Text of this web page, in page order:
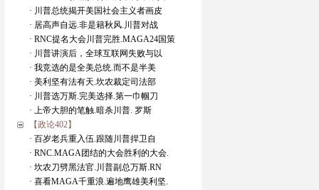
· 川普总统揭开美国社会主义者画皮
· 居高声自远.非是籍秋风.川普对战
· RNC提名大会川普完胜.MAGA24国策
· 川普讲演后，全球互联网失败与以
· 我竞选的是全美总统.而不是半美
· 美利坚有法有天.坎农裁定司法部
· 川普选万斯.完美选择.第一巾帼刀
· 上帝大胆的笔触.暗杀川普. 罗斯
【政论402】
· 百岁老兵重入伍.跟随川普捍卫自
· RNC.MAGA团结的大会胜利的大会.
· 坎农刀劈黑法官.川普副总万斯.RN
· 喜看MAGA千重浪.遍地鹰雄美利坚.